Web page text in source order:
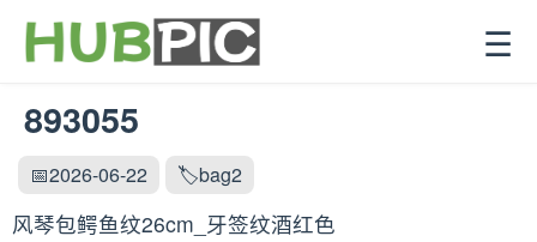
☰
893055
📅2026-06-22 🏷️bag2
风琴包鳄鱼纹26cm_牙签纹酒红色